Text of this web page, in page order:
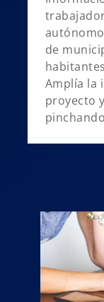
de
Amplía la
proyecto